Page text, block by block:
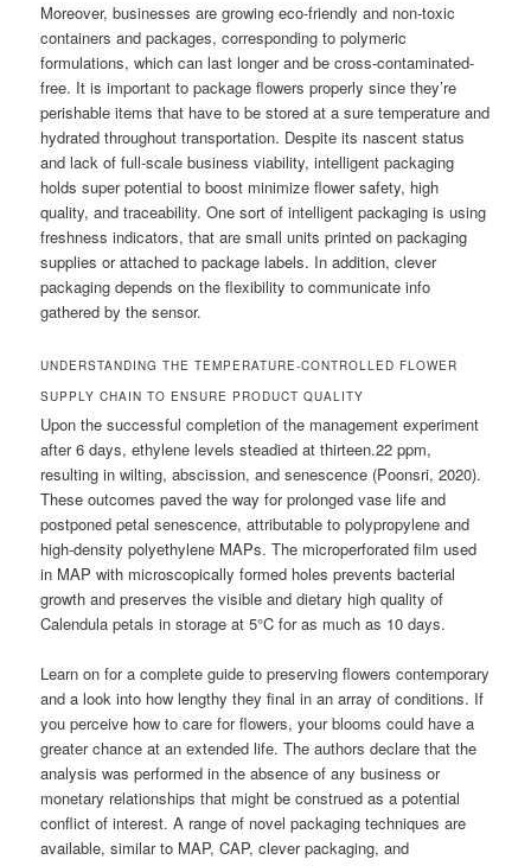
Moreover, businesses are growing eco-friendly and non-toxic
containers and packages, corresponding to polymeric
formulations, which can last longer and be cross-contaminated-
free. It is important to package flowers properly since they’re
perishable items that have to be stored at a sure temperature and
hydrated throughout transportation. Despite its nascent status
and lack of full-scale business viability, intelligent packaging
holds super potential to boost minimize flower safety, high
quality, and traceability. One sort of intelligent packaging is using
freshness indicators, that are small units printed on packaging
supplies or attached to package labels. In addition, clever
packaging depends on the flexibility to communicate info
gathered by the sensor.
UNDERSTANDING THE TEMPERATURE-CONTROLLED FLOWER
SUPPLY CHAIN TO ENSURE PRODUCT QUALITY
Upon the successful completion of the management experiment
after 6 days, ethylene levels steadied at thirteen.22 ppm,
resulting in wilting, abscission, and senescence (Poonsri, 2020).
These outcomes paved the way for prolonged vase life and
postponed petal senescence, attributable to polypropylene and
high-density polyethylene MAPs. The microperforated film used
in MAP with microscopically formed holes prevents bacterial
growth and preserves the visible and dietary high quality of
Calendula petals in storage at 5°C for as much as 10 days.
Learn on for a complete guide to preserving flowers contemporary
and a look into how lengthy they final in an array of conditions. If
you perceive how to care for flowers, your blooms could have a
greater chance at an extended life. The authors declare that the
analysis was performed in the absence of any business or
monetary relationships that might be construed as a potential
conflict of interest. A range of novel packaging techniques are
available, similar to MAP, CAP, clever packaging, and